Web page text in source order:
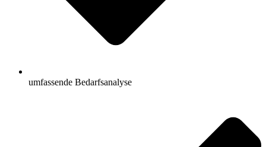
umfassende Bedarfsanalyse